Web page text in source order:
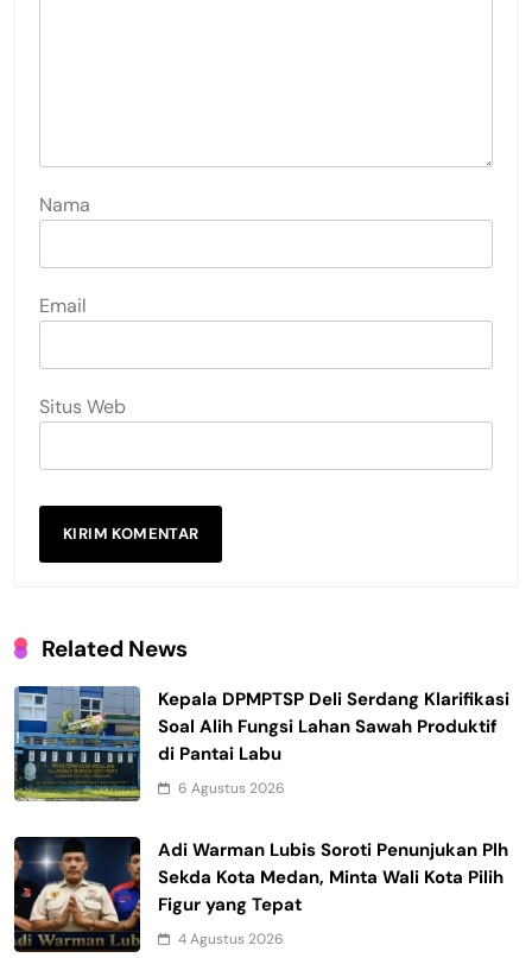
Nama
Email
Situs Web
Related News
Kepala DPMPTSP Deli Serdang Klarifikasi
Soal Alih Fungsi Lahan Sawah Produktif
di Pantai Labu
6 Agustus 2026
Adi Warman Lubis Soroti Penunjukan Plh
Sekda Kota Medan, Minta Wali Kota Pilih
Figur yang Tepat
4 Agustus 2026